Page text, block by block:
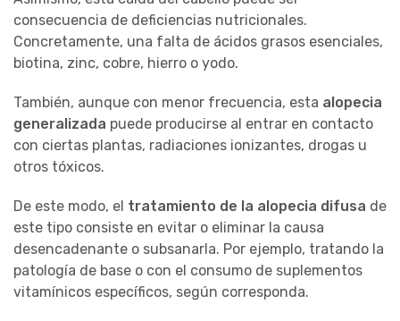
consecuencia de deficiencias nutricionales.
Concretamente, una falta de ácidos grasos esenciales,
biotina, zinc, cobre, hierro o yodo.
También, aunque con menor frecuencia, esta alopecia
generalizada puede producirse al entrar en contacto
con ciertas plantas, radiaciones ionizantes, drogas u
otros tóxicos.
De este modo, el tratamiento de la alopecia difusa de
este tipo consiste en evitar o eliminar la causa
desencadenante o subsanarla. Por ejemplo, tratando la
patología de base o con el consumo de suplementos
vitamínicos específicos, según corresponda.